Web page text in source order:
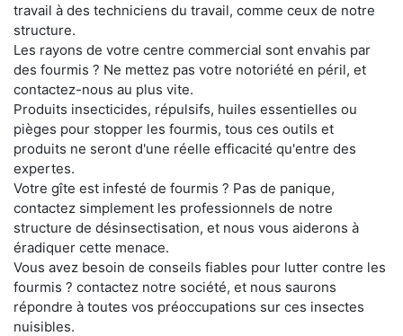
travail à des techniciens du travail, comme ceux de notre
structure.
Les rayons de votre centre commercial sont envahis par
des fourmis ? Ne mettez pas votre notoriété en péril, et
contactez-nous au plus vite.
Produits insecticides, répulsifs, huiles essentielles ou
pièges pour stopper les fourmis, tous ces outils et
produits ne seront d'une réelle efficacité qu'entre des
expertes.
Votre gîte est infesté de fourmis ? Pas de panique,
contactez simplement les professionnels de notre
structure de désinsectisation, et nous vous aiderons à
éradiquer cette menace.
Vous avez besoin de conseils fiables pour lutter contre les
fourmis ? contactez notre société, et nous saurons
répondre à toutes vos préoccupations sur ces insectes
nuisibles.